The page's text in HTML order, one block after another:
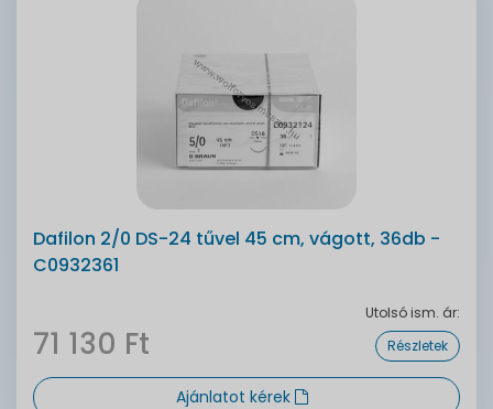
Dafilon 2/0 DS-24 tűvel 45 cm, vágott, 36db -
C0932361
Utolsó ism. ár:
71 130 Ft Részletek
Ajánlatot kérek